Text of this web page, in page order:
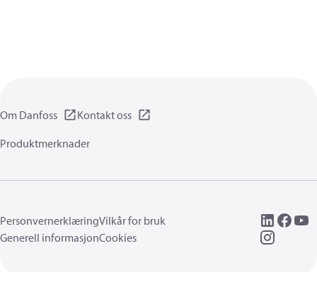
Om Danfoss
Kontakt oss
Produktmerknader
PersonvernerklæringVilkår for bruk
Generell informasjonCookies